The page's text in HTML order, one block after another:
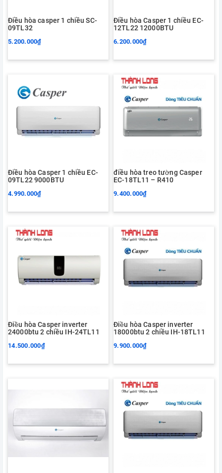
Điều hòa casper 1 chiều SC-
09TL32
5.200.000₫
Điều hòa Casper 1 chiều EC-
12TL22 12000BTU
6.200.000₫
Điều hòa Casper 1 chiều EC-
09TL22 9000BTU
4.990.000₫
điều hòa treo tường Casper
EC-18TL11 – R410
9.400.000₫
Điều hòa Casper inverter
24000btu 2 chiều IH-24TL11
14.500.000₫
Điều hòa Casper inverter
18000btu 2 chiều IH-18TL11
9.900.000₫